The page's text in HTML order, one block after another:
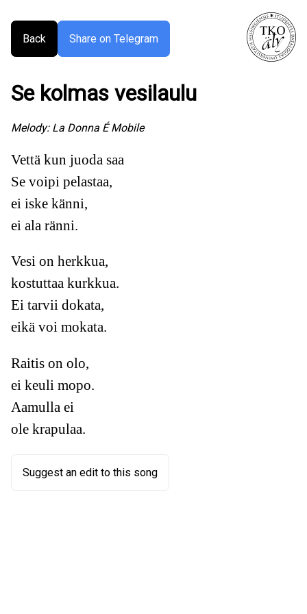
Back Share on Telegram
Se kolmas vesilaulu
Melody: La Donna É Mobile
Vettä kun juoda saa
Se voipi pelastaa,
ei iske känni,
ei ala ränni.
Vesi on herkkua,
kostuttaa kurkkua.
Ei tarvii dokata,
eikä voi mokata.
Raitis on olo,
ei keuli mopo.
Aamulla ei
ole krapulaa.
Suggest an edit to this song